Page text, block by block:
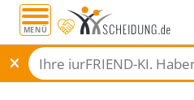
MENÜ